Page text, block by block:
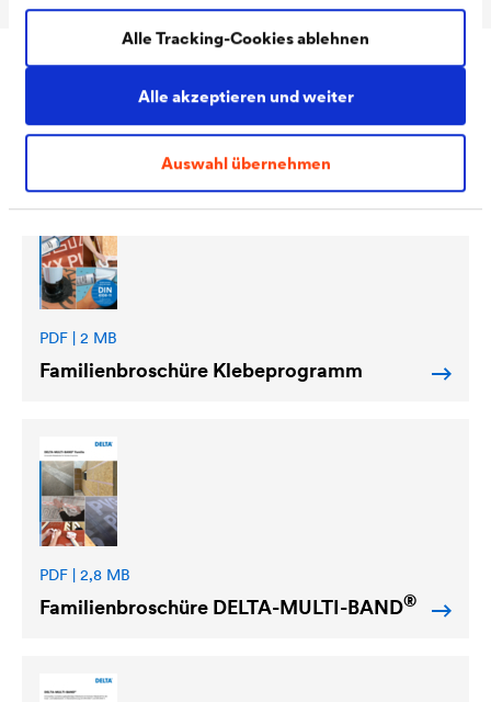
Alle akzeptieren und weiter
Auswahl übernehmen
Alle Tracking-Cookies ablehnen
Downloads
PDF | 2 MB
Familienbroschüre Klebeprogramm
PDF | 2,8 MB
Familienbroschüre DELTA-MULTI-BAND®